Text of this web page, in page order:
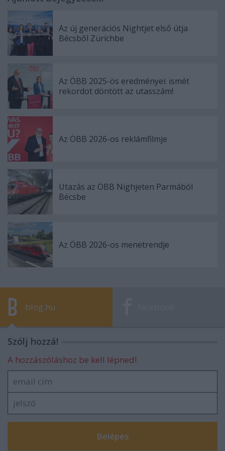
Az új generációs Nightjet első útja
Bécsből Zürichbe
Az ÖBB 2025-ös eredményei: ismét
rekordot döntött az utasszám!
Az ÖBB 2026-os reklámfilmje
Utazás az ÖBB Nighjeten Parmából
Bécsbe
Az ÖBB 2026-os menetrendje
blog.hu
Szólj hozzá!
A hozzászóláshoz be kell lépned!